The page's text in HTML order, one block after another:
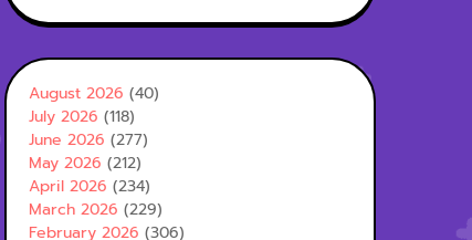
August 2026 (40)
July 2026 (118)
June 2026 (277)
May 2026 (212)
April 2026 (234)
March 2026 (229)
February 2026 (306)